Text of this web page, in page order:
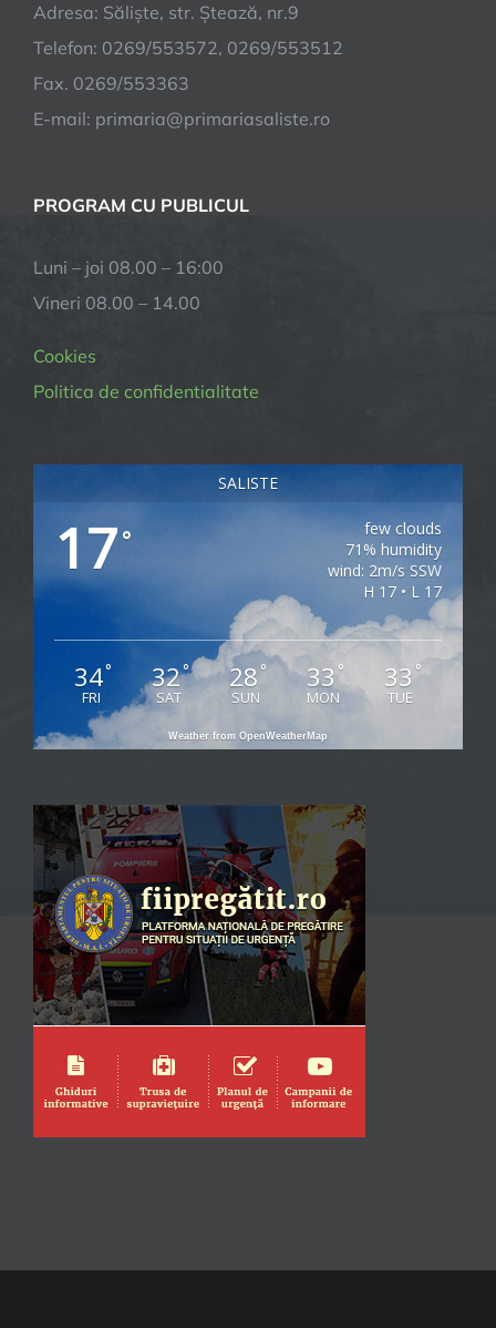
Adresa: Săliște, str. Ștează, nr.9
Telefon: 0269/553572, 0269/553512
Fax. 0269/553363
E-mail: primaria@primariasaliste.ro
PROGRAM CU PUBLICUL
Luni – joi 08.00 – 16:00
Vineri 08.00 – 14.00
Cookies
Politica de confidentialitate
SALISTE
17°
few clouds
71% humidity
wind: 2m/s SSW
H 17 • L 17
34°
FRI
32°
SAT
28°
SUN
33 °
MON
33 °
TUE
Weather from OpenWeatherMap